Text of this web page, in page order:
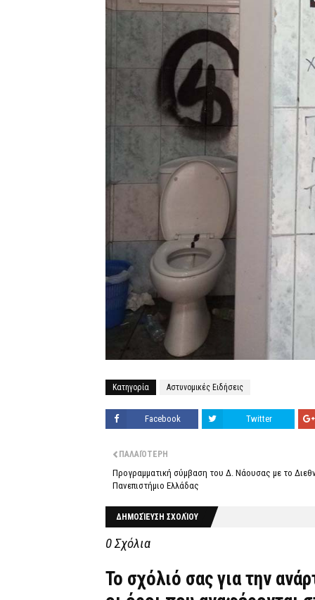
Κατηγορία Αστυνομικές Ειδήσεις
Facebook Twitter
ΠΑΛΑΙΌΤΕΡΗ
Προγραμματική σύμβαση του Δ. Νάουσας με το
Πανεπιστήμιο Ελλάδας
ΔΗΜΟΣΊΕΥΣΗ ΣΧΟΛΊΟΥ
0 Σχόλια
Το σχόλιό σας για την